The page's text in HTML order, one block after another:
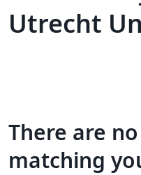
Utrecht
There are
matching